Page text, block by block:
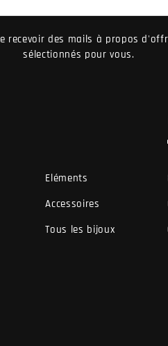
recevoir des mails à propos
sélectionnés pour vous.
Eléments
Accessoires
Tous les bijoux